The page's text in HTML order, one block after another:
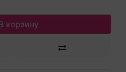
корзину